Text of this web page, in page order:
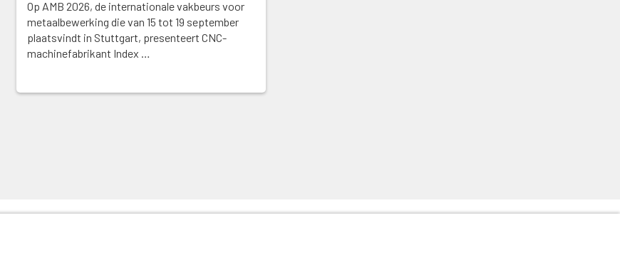
Op AMB 2026, de internationale vakbeurs voor
metaalbewerking die van 15 tot 19 september
plaatsvindt in Stuttgart, presenteert CNC-
machinefabrikant Index …